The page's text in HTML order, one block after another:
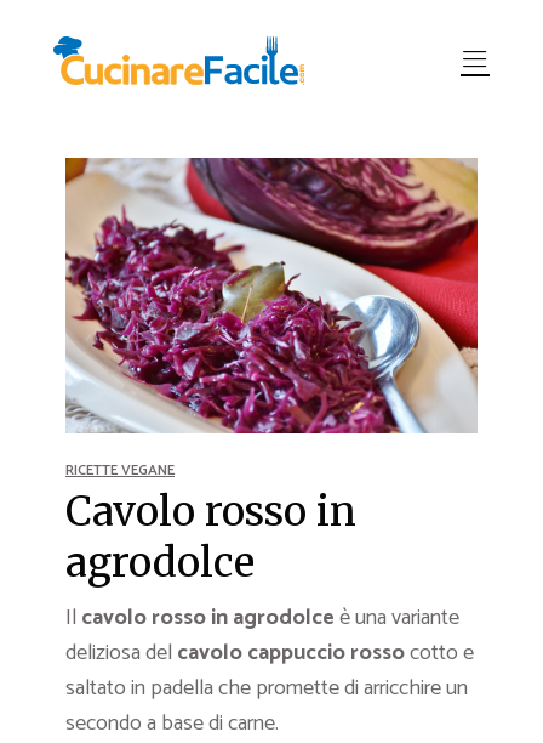
RICETTE VEGANE
Cavolo rosso in
agrodolce
Il cavolo rosso in agrodolceè una variante
deliziosa del cavolocappuccio rossocotto e
saltato in padella che promette di arricchire un
secondo a base di carne.